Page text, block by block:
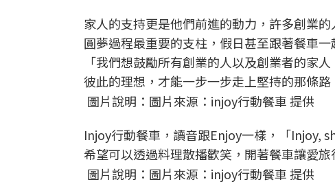
家人的支持更是他們前進的動力，許多創業
圓夢過程最重要的支柱，假日甚至跟著餐車
「我們想鼓勵所有創業的人以及創業者的家
彼此的理想，才能一步一步走上堅持的那條路
圖片說明：圖片來源：injoy行動餐車 提供
Injoy行動餐車，讀音跟Enjoy一樣，「Injoy,
希望可以透過料理散播歡笑，開著餐車讓愛旅
圖片說明：圖片來源：injoy行動餐車 提供